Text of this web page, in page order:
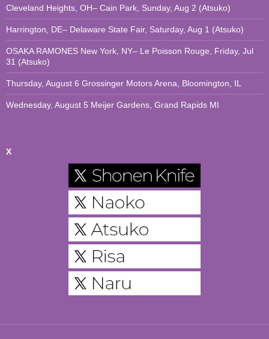
Cleveland Heights, OH– Cain Park, Sunday, Aug 2 (Atsuko)
Harrington, DE– Delaware State Fair, Saturday, Aug 1 (Atsuko)
OSAKA RAMONES New York, NY– Le Poisson Rouge, Friday, Jul
31 (Atsuko)
Thursday, August 6 Grossinger Motors Arena, Bloomington, IL
Wednesday, August 5 Meijer Gardens, Grand Rapids MI
X